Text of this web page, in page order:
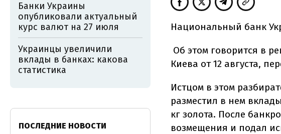
Национальный банк
Об этом говорится в
Киева от 12 августа,
Истцом в этом
разместил в нем
кг золота. После
возмещения и подал
Банки Украины
опубликовали актуальный
курс валют на 27 июля
Украинцы увеличили
вклады в банках: какова
статистика
ПОСЛЕДНИЕ НОВОСТИ